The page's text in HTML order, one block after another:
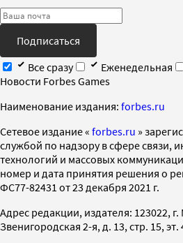
Подписаться
Все сразу
Еженедельная
Новости Forbes Games
Наименование издания: forbes.ru
Cетевое издание « forbes.ru »
службой по надзору в сфере связи,
технологий и массовых
номер и дата принятия решения о
ФС77-82431 от 23 декабря 2021 г.
Адрес редакции, издателя: 123022, г.
Звенигородская 2-я, д. 13, стр. 15, эт.